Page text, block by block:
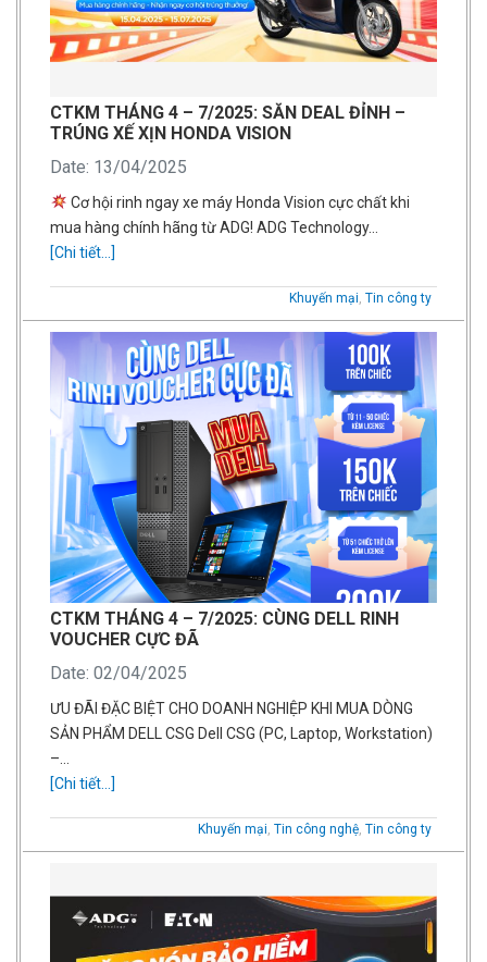
CTKM THÁNG 4 – 7/2025: SĂN DEAL ĐỈNH –
TRÚNG XẾ XỊN HONDA VISION
Date: 13/04/2025
Cơ hội rinh ngay xe máy Honda Vision cực chất khi
mua hàng chính hãng từ ADG! ADG Technology…
[Chi tiết...]
Khuyến mại Tin công ty
CTKM THÁNG 4 – 7/2025: CÙNG DELL RINH
VOUCHER CỰC ĐÃ
Date: 02/04/2025
ƯU ĐÃI ĐẶC BIỆT CHO DOANH NGHIỆP KHI MUA DÒNG
SẢN PHẨM DELL CSG Dell CSG (PC, Laptop, Workstation)
–…
[Chi tiết...]
Khuyến mại, Tin công nghệ, Tin công ty